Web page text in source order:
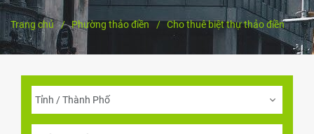
Trang chủ / Phường thảo điền / Cho thuê biệt thự thảo điền